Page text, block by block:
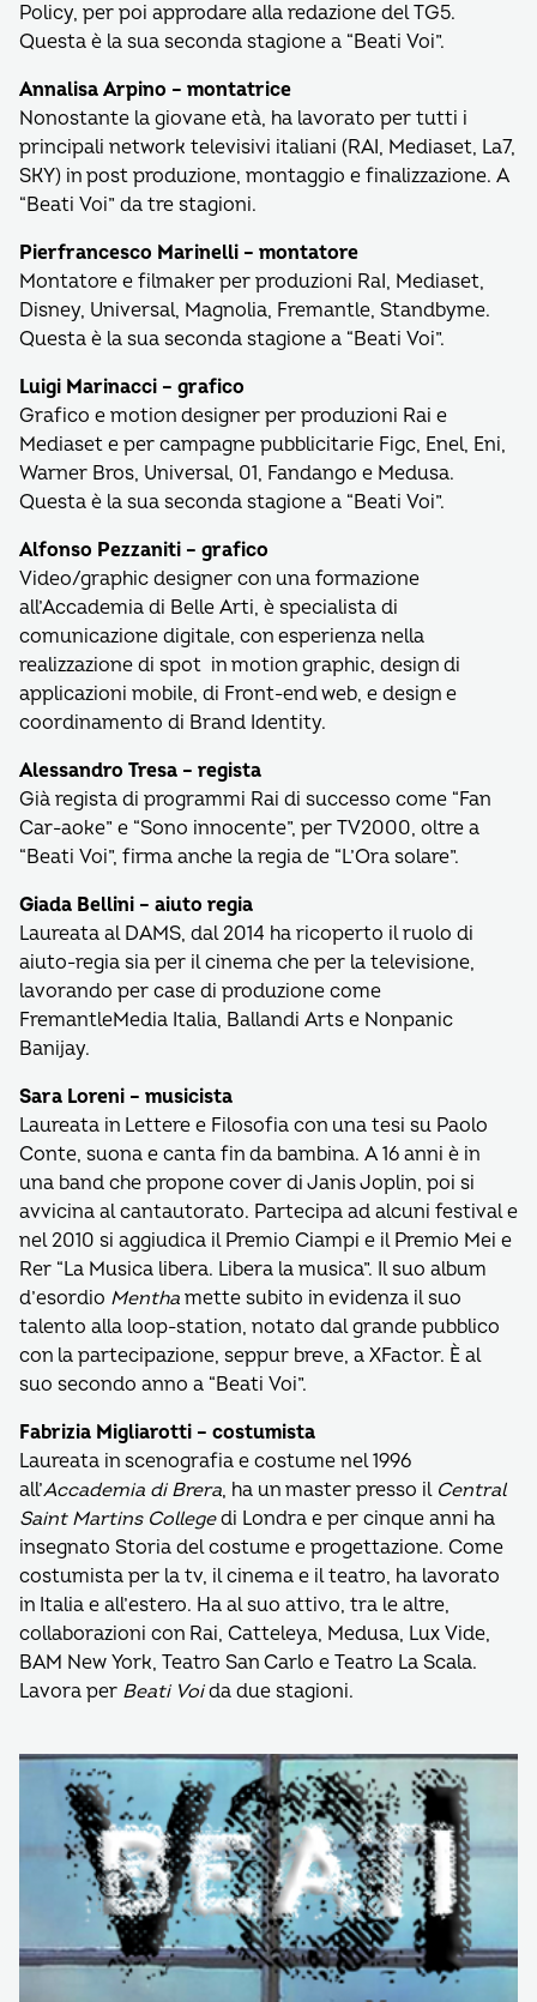
Policy, per poi approdare alla redazione del TG5.
Questa è la sua seconda stagione a “Beati Voi”.
Annalisa Arpino – montatrice
Nonostante la giovane età, ha lavorato per tutti i
principali network televisivi italiani (RAI, Mediaset, La7,
SKY) in post produzione, montaggio e finalizzazione. A
“Beati Voi” da tre stagioni.
Pierfrancesco Marinelli – montatore
Montatore e filmaker per produzioni RaI, Mediaset,
Disney, Universal, Magnolia, Fremantle, Standbyme.
Questa è la sua seconda stagione a “Beati Voi”.
Luigi Marinacci – grafico
Grafico e motion designer per produzioni Rai e
Mediaset e per campagne pubblicitarie Figc, Enel, Eni,
Warner Bros, Universal, 01, Fandango e Medusa.
Questa è la sua seconda stagione a “Beati Voi”.
Alfonso Pezzaniti – grafico
Video/graphic designer con una formazione
all’Accademia di Belle Arti, è specialista di
comunicazione digitale, con esperienza nella
realizzazione di spot in motion graphic, design di
applicazioni mobile, di Front-end web, e design e
coordinamento di Brand Identity.
Alessandro Tresa – regista
Già regista di programmi Rai di successo come “Fan
Car-aoke” e “Sono innocente”, per TV2000, oltre a
“Beati Voi”, firma anche la regia de “L’Ora solare”.
Giada Bellini – aiuto regia
Laureata al DAMS, dal 2014 ha ricoperto il ruolo di
aiuto-regia sia per il cinema che per la televisione,
lavorando per case di produzione come
FremantleMedia Italia, Ballandi Arts e Nonpanic
Banijay.
Sara Loreni – musicista
Laureata in Lettere e Filosofia con una tesi su Paolo
Conte, suona e canta fin da bambina. A 16 anni è in
una band che propone cover di Janis Joplin, poi si
avvicina al cantautorato. Partecipa ad alcuni festival e
nel 2010 si aggiudica il Premio Ciampi e il Premio Mei e
Rer “La Musica libera. Libera la musica”. Il suo album
d’esordio Mentha mette subito in evidenza il suo
talento alla loop-station, notato dal grande pubblico
con la partecipazione, seppur breve, a XFactor. È al
suo secondo anno a “Beati Voi”.
Fabrizia Migliarotti – costumista
Laureata in scenografia e costume nel 1996
all’Accademia di Brera, ha un master presso il Central
Saint Martins Collegedi Londra e per cinque anni ha
insegnato Storia del costume e progettazione. Come
costumista per la tv, il cinema e il teatro, ha lavorato
in Italia e all’estero. Ha al suo attivo, tra le altre,
collaborazioni con Rai, Catteleya, Medusa, Lux Vide,
BAM New York, Teatro San Carlo e Teatro La Scala.
Lavora per Beati Voida due stagioni.